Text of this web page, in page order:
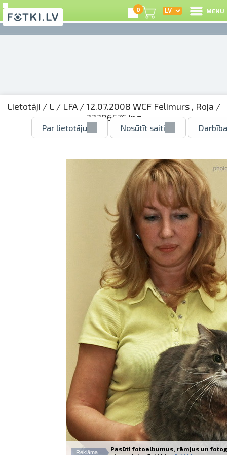
0 MENU
Lietotāji / L/ LFA/ 12.07.2008 WCF Felimurs , Roja /
22306576.jpg
Par lietotāju Nosūtīt saiti
Reklāma
Pasūti fotoalbumus, rāmjus un